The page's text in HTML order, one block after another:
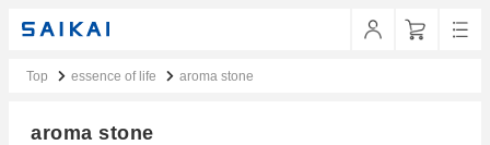
Top essence of life aroma stone
aroma stone